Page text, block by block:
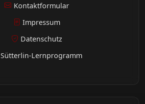
Kontaktformular
Impressum
Datenschutz
Sütterlin-Lernprogramm